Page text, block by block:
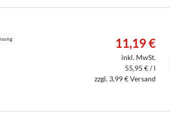
11,19 €
inkl. MwSt.
55,95 € / l
zzgl. 3,99 € Versand